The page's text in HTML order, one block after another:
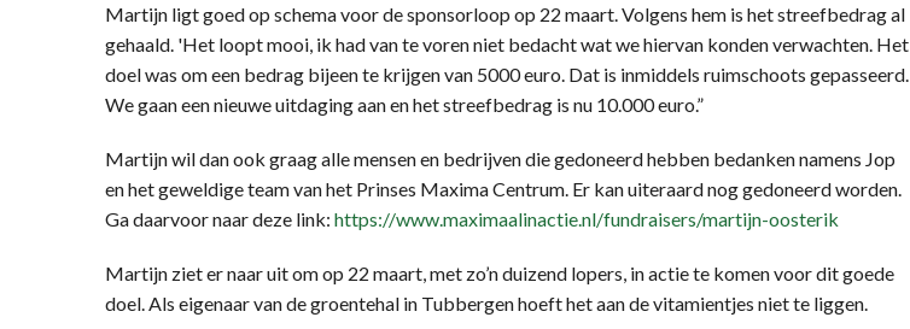
Martijn ligt goed op schema voor de sponsorloop op 22 maart. Volgens hem is het streefbedrag al
gehaald. 'Het loopt mooi, ik had van te voren niet bedacht wat we hiervan konden verwachten. Het
doel was om een bedrag bijeen te krijgen van 5000 euro. Dat is inmiddels ruimschoots gepasseerd.
We gaan een nieuwe uitdaging aan en het streefbedrag is nu 10.000 euro.”
Martijn wil dan ook graag alle mensen en bedrijven die gedoneerd hebben bedanken namens Jop
en het geweldige team van het Prinses Maxima Centrum. Er kan uiteraard nog gedoneerd worden.
Ga daarvoor naar deze link: https://www.maximaalinactie.nl/fundraisers/martijn-oosterik
Martijn ziet er naar uit om op 22 maart, met zo’n duizend lopers, in actie te komen voor dit goede
doel. Als eigenaar van de groentehal in Tubbergen hoeft het aan de vitamientjes niet te liggen.